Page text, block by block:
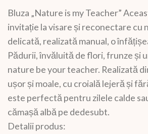
Bluza „Nature is my Teacher”
invitație la visare și reconectare cu
delicată, realizată manual, o
Pădurii, învăluită de flori, frunze și
nature be your teacher. Realizată
ușor și moale, cu croială lejeră și
este perfectă pentru zilele calde
cămașă albă pe dedesubt.
Detalii produs: